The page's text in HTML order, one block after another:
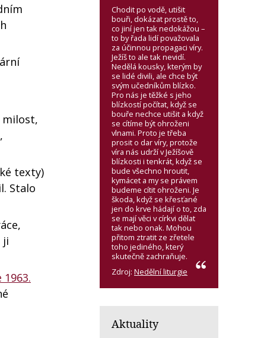
milost,
texty)
Stalo
ji
Chodit po vodě, utišit
bouři, dokázat prostě to,
co jiní jen tak nedokážou –
to by řada lidí považovala
za účinnou propagaci víry.
Ježíš to ale tak nevidí.
Nedělá kousky, kterým by
se lidé divili, ale chce být
svým učedníkům blízko.
Pro nás je těžké s jeho
blízkostí počítat, když se
bouře nechce utišit a když
se cítíme být ohroženi
vlnami. Proto je třeba
prosit o dar víry, protože
víra nás udrží v Ježíšově
blízkosti i tenkrát, když se
bude všechno hroutit,
kymácet a my se právem
budeme cítit ohroženi. Je
škoda, když se křesťané
jen do krve hádají o to, zda
se mají věci v církvi dělat
tak nebo onak. Mohou
přitom ztratit ze zřetele
toho jediného, který
skutečně zachraňuje.
Zdroj: Nedělní liturgie
Aktuality